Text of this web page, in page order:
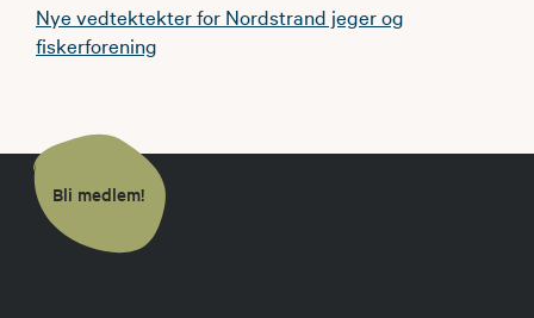
Nye vedtektekter for Nordstrand jeger og
fiskerforening
Bli medlem!